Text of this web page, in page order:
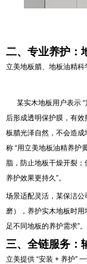
二、专业养护：
立美地板腊、地板油精科
某实木地板用户表示 “
后形成透明保护膜，有
板腊光泽自然，不会造成
称 “用立美地板油精养护
脂，防止地板干燥开裂
养护效果更持久”。
场景适配灵活，某保洁
磨），养护实木地板时
足不同地板的养护需求”。
三、全链服务：
立美提供 “安装 + 养护”